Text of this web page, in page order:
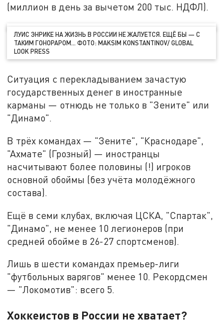
(миллион в день за вычетом 200 тыс. НДФЛ).
ЛУИС ЭНРИКЕ НА ЖИЗНЬ В РОССИИ НЕ ЖАЛУЕТСЯ. ЕЩЁ БЫ — С
ТАКИМ ГОНОРАРОМ… ФОТО: MAKSIM KONSTANTINOV/ GLOBAL
LOOK PRESS
Ситуация с перекладыванием зачастую
государственных денег в иностранные
карманы — отнюдь не только в "Зените" или
"Динамо".
В трёх командах — "Зените", "Краснодаре",
"Ахмате" (Грозный) — иностранцы
насчитывают более половины (!) игроков
основной обоймы (без учёта молодёжного
состава).
Ещё в семи клубах, включая ЦСКА, "Спартак",
"Динамо", не менее 10 легионеров (при
средней обойме в 26-27 спортсменов).
Лишь в шести командах премьер-лиги
"футбольных варягов" менее 10. Рекордсмен
— "Локомотив": всего 5.
Хоккеистов в России не хватает?